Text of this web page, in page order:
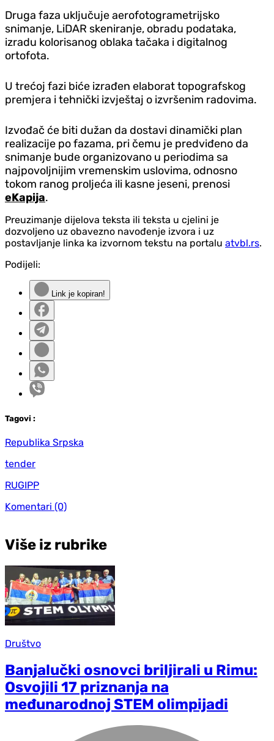
Druga faza uključuje aerofotogrametrijsko
snimanje, LiDAR skeniranje, obradu podataka,
izradu kolorisanog oblaka tačaka i digitalnog
ortofota.
U trećoj fazi biće izrađen elaborat topografskog
premjera i tehnički izvještaj o izvršenim radovima.
Izvođač će biti dužan da dostavi dinamički plan
realizacije po fazama, pri čemu je predviđeno da
snimanje bude organizovano u periodima sa
najpovoljnijim vremenskim uslovima, odnosno
tokom ranog proljeća ili kasne jeseni, prenosi
eKapija.
Preuzimanje dijelova teksta ili teksta u cjelini je
dozvoljeno uz obavezno navođenje izvora i uz
postavljanje linka ka izvornom tekstu na portalu atvbl.rs.
Podijeli:
Link je kopiran!
Tagovi :
Republika Srpska
tender
RUGIPP
Komentari (0)
Više iz rubrike
Društvo
Banjalučki osnovci briljirali u Rimu:
Osvojili 17 priznanja na
međunarodnoj STEM olimpijadi